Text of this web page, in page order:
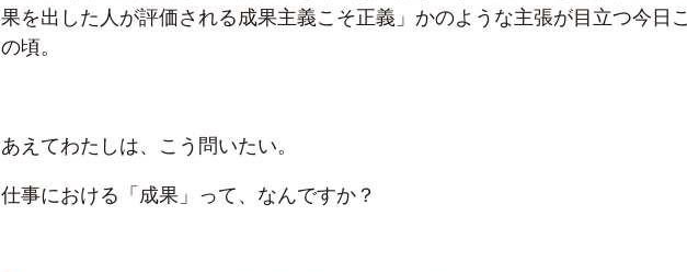
果を出した人が評価される成果主義こそ正義」かのような主張が目立つ今日こ
の頃。
あえてわたしは、こう問いたい。
仕事における「成果」って、なんですか？